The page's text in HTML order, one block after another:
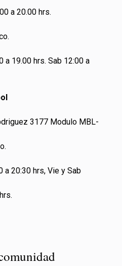
a 20.00 hrs.
a 19.00 hrs. Sab 12:00 a
3177 Modulo MBL-
a 20:30 hrs, Vie y Sab